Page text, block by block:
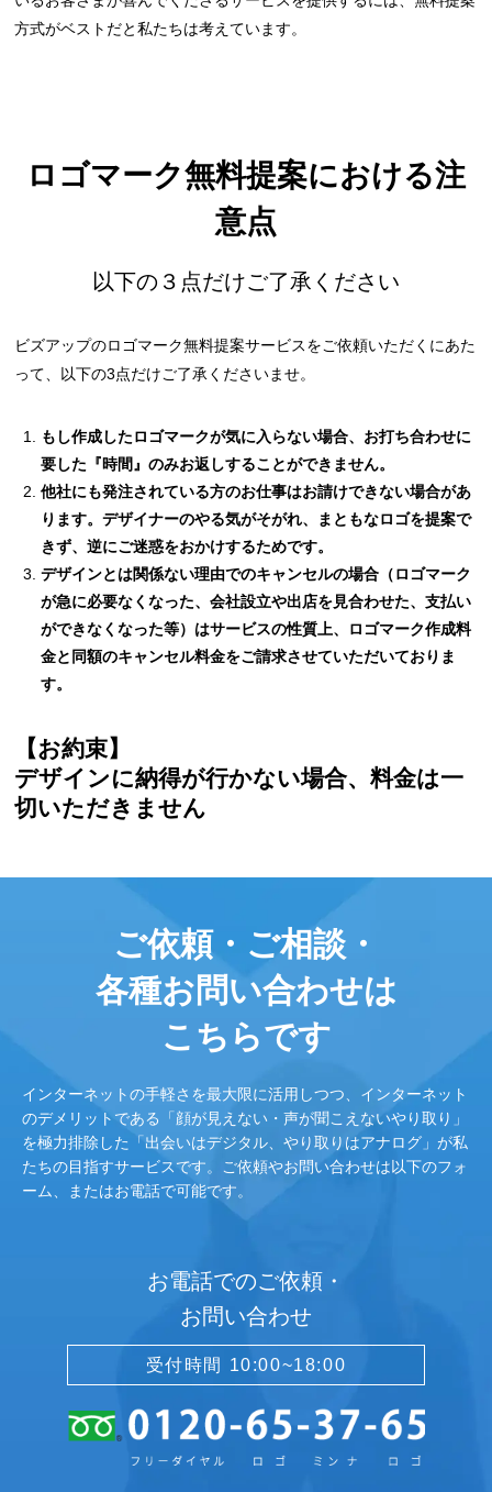
方式がベストだと私たちは考えています。
ロゴマーク無料提案における注
意点
以下の３点だけご了承ください
ビズアップのロゴマーク無料提案サービスをご依頼いただくにあた
って、以下の3点だけご了承くださいませ。
もし作成したロゴマークが気に入らない場合、お打ち合わせに
要した『時間』のみお返しすることができません。
他社にも発注されている方のお仕事はお請けできない場合があ
ります。デザイナーのやる気がそがれ、まともなロゴを提案で
きず、逆にご迷惑をおかけするためです。
デザインとは関係ない理由でのキャンセルの場合（ロゴマーク
が急に必要なくなった、会社設立や出店を見合わせた、支払い
ができなくなった等）はサービスの性質上、ロゴマーク作成料
金と同額のキャンセル料金をご請求させていただいておりま
す。
【お約束】
デザインに納得が行かない場合、料金は一
切いただきません
ご依頼・ご相談・
各種お問い合わせは
こちらです
インターネットの手軽さを最大限に活用しつつ、インターネット
のデメリットである「顔が見えない・声が聞こえないやり取り」
を極力排除した「出会いはデジタル、やり取りはアナログ」が私
たちの目指すサービスです。ご依頼やお問い合わせは以下のフォ
ーム、またはお電話で可能です。
お電話でのご依頼・
お問い合わせ
受付時間 10:00~18:00